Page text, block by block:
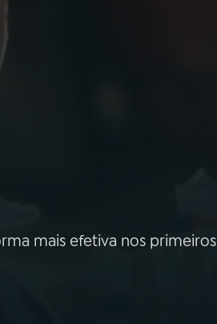
mais efetiva nos primeiros